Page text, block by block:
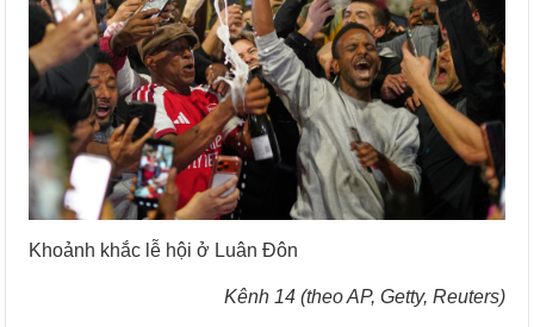
Khoảnh khắc lễ hội ở Luân Đôn
Kênh 14 (theo AP, Getty, Reuters)